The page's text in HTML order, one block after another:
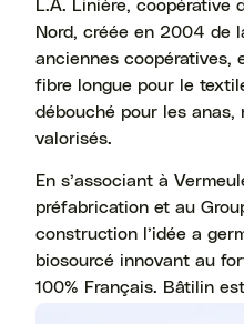
Nord, créée en 2004 de
anciennes coopératives,
fibre longue pour le
débouché pour les anas,
valorisés.
En s’associant à
préfabrication et au
construction l’idée a
biosourcé innovant au
100% Français. Bâtilin